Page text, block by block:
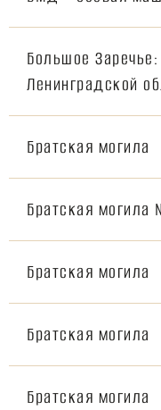
Большое
Ленинградской
Братская могила
Братская
Братская могила
Братская могила
Братская могила